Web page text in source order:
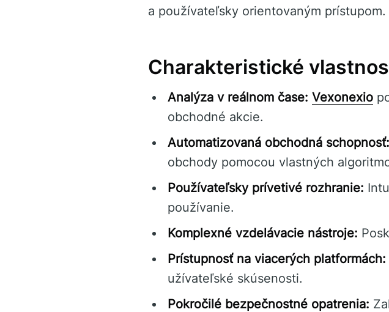
a používateľsky orientovaným prístupom.
Charakteristické
Analýza v reálnom čase: Vexonexio
obchodné akcie.
Automatizovaná obchodná schopnosť:
obchody pomocou vlastných
Používateľsky prívetivé rozhranie:
používanie.
Komplexné vzdelávacie nástroje:
Prístupnosť na viacerých platformách:
užívateľské skúsenosti.
Pokročilé bezpečnostné opatrenia: